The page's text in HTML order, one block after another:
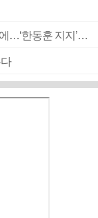
국힘 부산시당, ‘정이한 조력’ 시의원 윤리위에…‘한동훈 지지’도 신고접수